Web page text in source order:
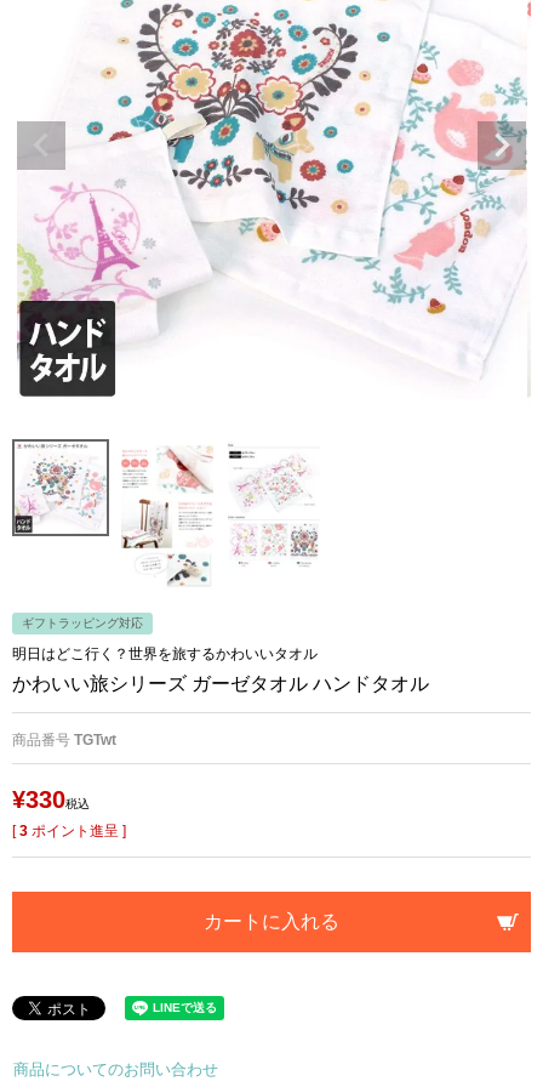
ギフトラッピング対応
明日はどこ行く？世界を旅するかわいいタオル
かわいい旅シリーズ ガーゼタオル ハンドタオル
商品番号 TGTwt
¥330税込
[3 ポイント進呈 ]
カートに入れる
商品についてのお問い合わせ